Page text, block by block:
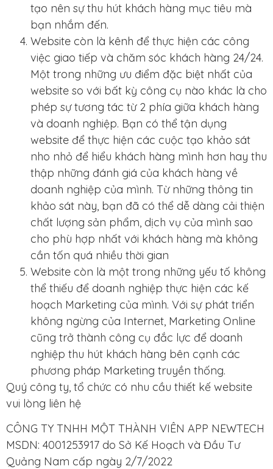
tạo nên sự thu hút khách hàng mục tiêu mà
bạn nhắm đến.
Website còn là kênh để thực hiện các công
việc giao tiếp và chăm sóc khách hàng 24/24.
Một trong những ưu điểm đặc biệt nhất của
website so với bất kỳ công cụ nào khác là cho
phép sự tương tác từ 2 phía giữa khách hàng
và doanh nghiệp. Bạn có thể tận dụng
website để thực hiện các cuộc tạo khảo sát
nho nhỏ để hiểu khách hàng mình hơn hay thu
thập những đánh giá của khách hàng về
doanh nghiệp của mình. Từ những thông tin
khảo sát này, bạn đã có thể dễ dàng cải thiện
chất lượng sản phẩm, dịch vụ của mình sao
cho phù hợp nhất với khách hàng mà không
cần tốn quá nhiều thời gian
Website còn là một trong những yếu tố không
thể thiếu để doanh nghiệp thực hiện các kế
hoạch Marketing của mình. Với sự phát triển
không ngừng của Internet, Marketing Online
cũng trở thành công cụ đắc lực để doanh
nghiệp thu hút khách hàng bên cạnh các
phương pháp Marketing truyền thống.
Quý công ty, tổ chức có nhu cầu thiết kế website
vui lòng liên hệ
CÔNG TY TNHH MỘT THÀNH VIÊN APP NEWTECH
MSDN: 4001253917 do Sở Kế Hoạch và Đầu Tư
Quảng Nam cấp ngày 2/7/2022